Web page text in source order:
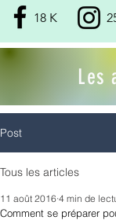
18 K
Les
Post
Tous les articles
Comment se préparer
11 août 2016 4 min de